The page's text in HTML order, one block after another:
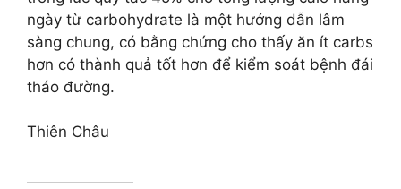
ngày từ carbohydrate là một hướng dẫn lâm
sàng chung, có bằng chứng cho thấy ăn ít carbs
hơn có thành quả tốt hơn để kiểm soát bệnh đái
tháo đường.
Thiên Châu